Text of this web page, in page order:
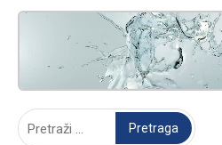
RADIO